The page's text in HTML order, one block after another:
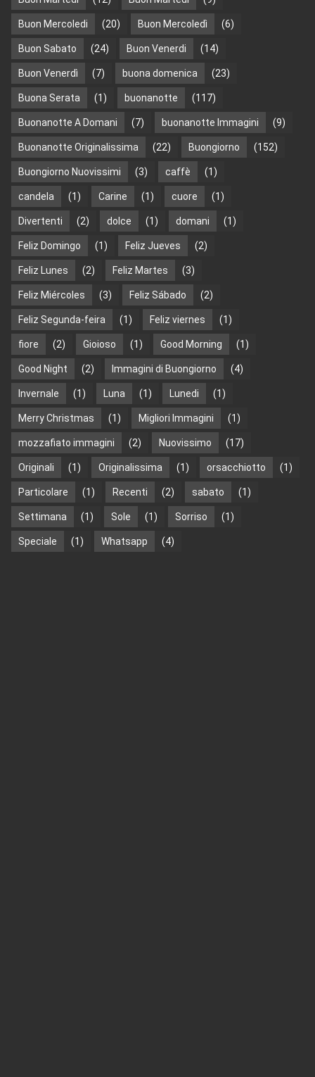
Buon Mercoledi (20) Buon Mercoledì (6)
Buon Sabato (24) Buon Venerdi (14)
Buon Venerdì (7) buona domenica (23)
Buona Serata (1) buonanotte (117)
Buonanotte A Domani (7) buonanotte Immagini (9)
Buonanotte Originalissima (22) Buongiorno (152)
Buongiorno Nuovissimi (3) caffè (1)
candela (1) Carine (1) cuore (1)
Divertenti (2) dolce (1) domani (1)
Feliz Domingo (1) Feliz Jueves (2)
Feliz Lunes (2) Feliz Martes (3)
Feliz Miércoles (3) Feliz Sábado (2)
Feliz Segunda-feira (1) Feliz viernes (1)
fiore (2) Gioioso (1) Good Morning (1)
Good Night (2) Immagini di Buongiorno (4)
Invernale (1) Luna (1) Lunedi (1)
Merry Christmas (1) Migliori Immagini (1)
mozzafiato immagini (2) Nuovissimo (17)
Originali (1) Originalissima (1) orsacchiotto (1)
Particolare (1) Recenti (2) sabato (1)
Settimana (1) Sole (1) Sorriso (1)
Speciale (1) Whatsapp (4)